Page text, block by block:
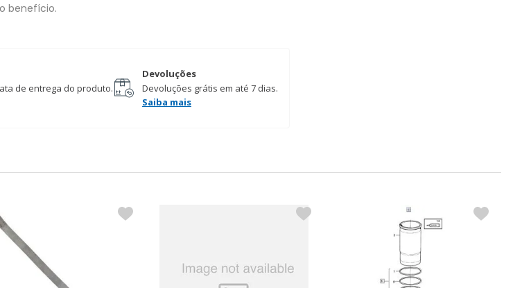
benefício.
de entrega do produto.
Devoluções
Devoluções grátis em até 7 dias.
Saiba mais